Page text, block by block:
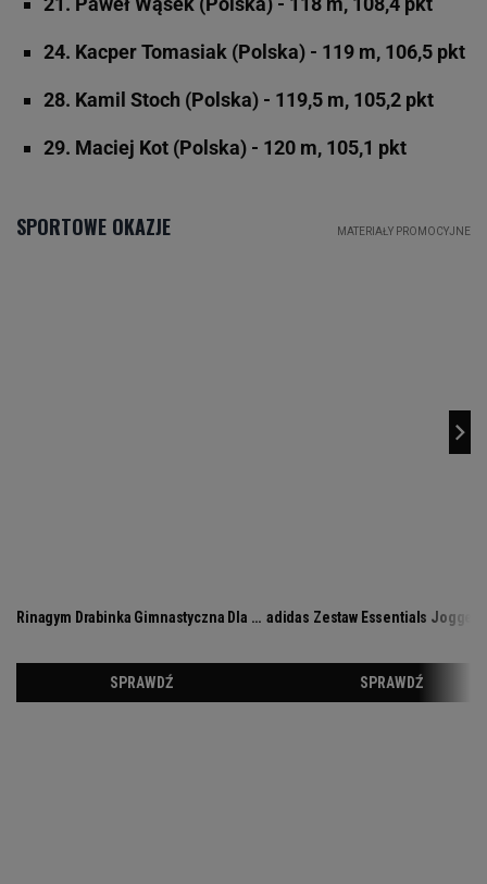
24. Kacper Tomasiak (Polska) - 119 m, 106,5 pkt
28. Kamil Stoch (Polska) - 119,5 m, 105,2 pkt
29. Maciej Kot (Polska) - 120 m, 105,1 pkt